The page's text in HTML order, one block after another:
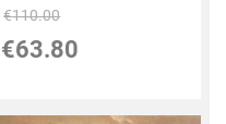
€110.00
€63.80